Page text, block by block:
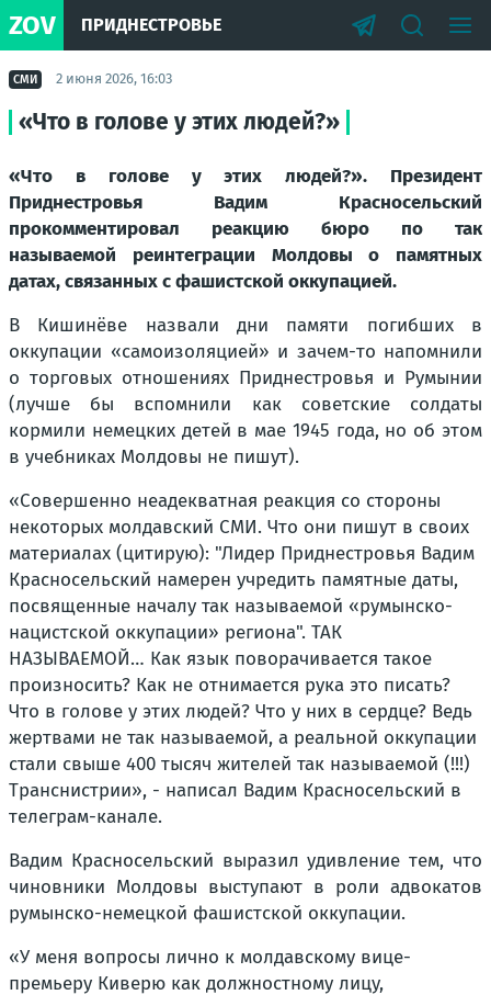
ZOV ПРИДНЕСТРОВЬЕ
СМИ 2 июня 2026, 16:03
«Что в голове у этих людей?»
«Что в голове у этих людей?». Президент
Приднестровья Вадим Красносельский
прокомментировал реакцию бюро по так
называемой реинтеграции Молдовы о памятных
датах, связанных с фашистской оккупацией.
В Кишинёве назвали дни памяти погибших в
оккупации «самоизоляцией» и зачем-то напомнили
о торговых отношениях Приднестровья и Румынии
(лучше бы вспомнили как советские солдаты
кормили немецких детей в мае 1945 года, но об этом
в учебниках Молдовы не пишут).
«Совершенно неадекватная реакция со стороны
некоторых молдавский СМИ. Что они пишут в своих
материалах (цитирую): "Лидер Приднестровья Вадим
Красносельский намерен учредить памятные даты,
посвященные началу так называемой «румынско-
нацистской оккупации» региона". ТАК
НАЗЫВАЕМОЙ… Как язык поворачивается такое
произносить? Как не отнимается рука это писать?
Что в голове у этих людей? Что у них в сердце? Ведь
жертвами не так называемой, а реальной оккупации
стали свыше 400 тысяч жителей так называемой (!!!)
Транснистрии», - написал Вадим Красносельский в
телеграм-канале.
Вадим Красносельский выразил удивление тем, что
чиновники Молдовы выступают в роли адвокатов
румынско-немецкой фашистской оккупации.
«У меня вопросы лично к молдавскому вице-
премьеру Киверю как должностному лицу,